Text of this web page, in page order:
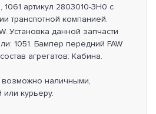
1061 артикул 2803010-3H0 с
транспотной компанией.
Установка данной запчасти
1051. Бампер передний FAW
агрегатов: Кабина.
возможно наличными,
или курьеру.